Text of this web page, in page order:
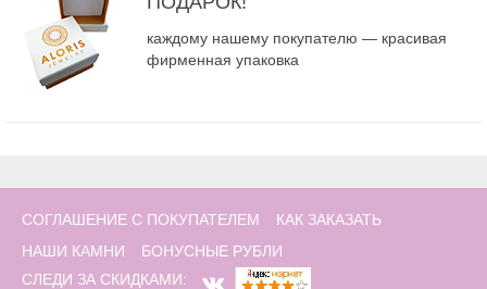
каждому нашему покупателю — красивая
фирменная упаковка
СОГЛАШЕНИЕ С ПОКУПАТЕЛЕМ
КАК ЗАКАЗАТЬ
НАШИ КАМНИ
БОНУСНЫЕ РУБЛИ
СЛЕДИ ЗА СКИДКАМИ: